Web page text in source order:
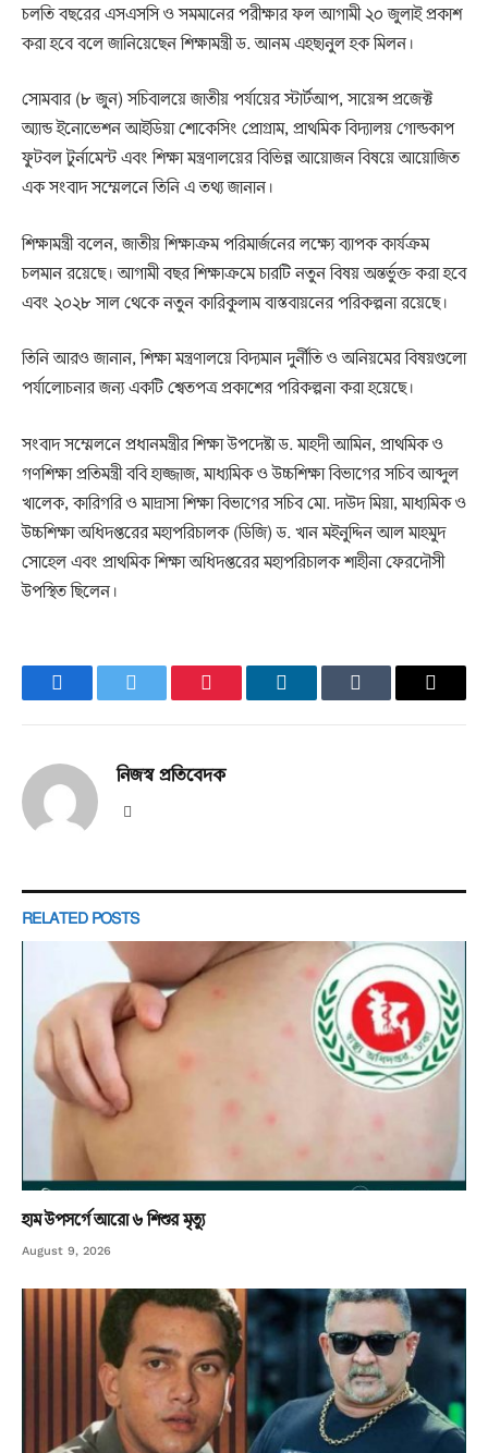
চলতি বছরের এসএসসি ও সমমানের পরীক্ষার ফল আগামী ২০ জুলাই প্রকাশ
করা হবে বলে জানিয়েছেন শিক্ষামন্ত্রী ড. আনম এহছানুল হক মিলন।
সোমবার (৮ জুন) সচিবালয়ে জাতীয় পর্যায়ের স্টার্টআপ, সায়েন্স প্রজেক্ট
অ্যান্ড ইনোভেশন আইডিয়া শোকেসিং প্রোগ্রাম, প্রাথমিক বিদ্যালয় গোল্ডকাপ
ফুটবল টুর্নামেন্ট এবং শিক্ষা মন্ত্রণালয়ের বিভিন্ন আয়োজন বিষয়ে আয়োজিত
এক সংবাদ সম্মেলনে তিনি এ তথ্য জানান।
শিক্ষামন্ত্রী বলেন, জাতীয় শিক্ষাক্রম পরিমার্জনের লক্ষ্যে ব্যাপক কার্যক্রম
চলমান রয়েছে। আগামী বছর শিক্ষাক্রমে চারটি নতুন বিষয় অন্তর্ভুক্ত করা হবে
এবং ২০২৮ সাল থেকে নতুন কারিকুলাম বাস্তবায়নের পরিকল্পনা রয়েছে।
তিনি আরও জানান, শিক্ষা মন্ত্রণালয়ে বিদ্যমান দুর্নীতি ও অনিয়মের বিষয়গুলো
পর্যালোচনার জন্য একটি শ্বেতপত্র প্রকাশের পরিকল্পনা করা হয়েছে।
সংবাদ সম্মেলনে প্রধানমন্ত্রীর শিক্ষা উপদেষ্টা ড. মাহদী আমিন, প্রাথমিক ও
গণশিক্ষা প্রতিমন্ত্রী ববি হাজ্জাজ, মাধ্যমিক ও উচ্চশিক্ষা বিভাগের সচিব আব্দুল
খালেক, কারিগরি ও মাদ্রাসা শিক্ষা বিভাগের সচিব মো. দাউদ মিয়া, মাধ্যমিক ও
উচ্চশিক্ষা অধিদপ্তরের মহাপরিচালক (ডিজি) ড. খান মইনুদ্দিন আল মাহমুদ
সোহেল এবং প্রাথমিক শিক্ষা অধিদপ্তরের মহাপরিচালক শাহীনা ফেরদৌসী
উপস্থিত ছিলেন।
FacebookTwitter PinterestLinkedInTumblr Email
নিজস্ব প্রতিবেদক
RELATED POSTS
হাম উপসর্গে আরো ৬ শিশুর মৃত্যু
August 9, 2026